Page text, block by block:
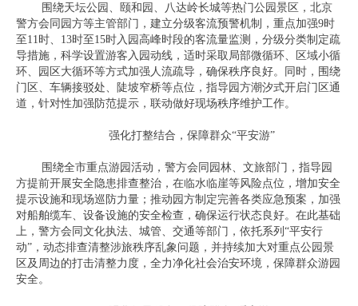
围绕天坛公园、颐和园、八达岭长城等热门公园景区，北京
警方会同园方等主管部门，建立分级客流预警机制，重点加强9时
至11时、13时至15时入园高峰时段的客流量监测，分级分类制定疏
导措施，科学设置游客入园动线，适时采取局部微循环、区域小循
环、园区大循环等方式加强人流疏导，确保秩序良好。同时，围绕
门区、车辆接驳处、陡坡窄桥等点位，指导园方潮汐式开启门区通
道，针对性加强防范提示，联动做好现场秩序维护工作。
强化打整结合，保障群众“平安游”
围绕全市重点游园活动，警方会同园林、文旅部门，指导园
方提前开展安全隐患排查整治，在临水临崖等风险点位，增加安全
提示设施和现场巡防力量；推动园方制定完善各类应急预案，加强
对船舶缆车、设备设施的安全检查，确保运行状态良好。在此基础
上，警方会同文化执法、城管、交通等部门，依托系列“平安行
动”，动态排查清整涉旅秩序乱象问题，并持续加大对重点公园景
区及周边的打击清整力度，全力净化社会治安环境，保障群众游园
安全。